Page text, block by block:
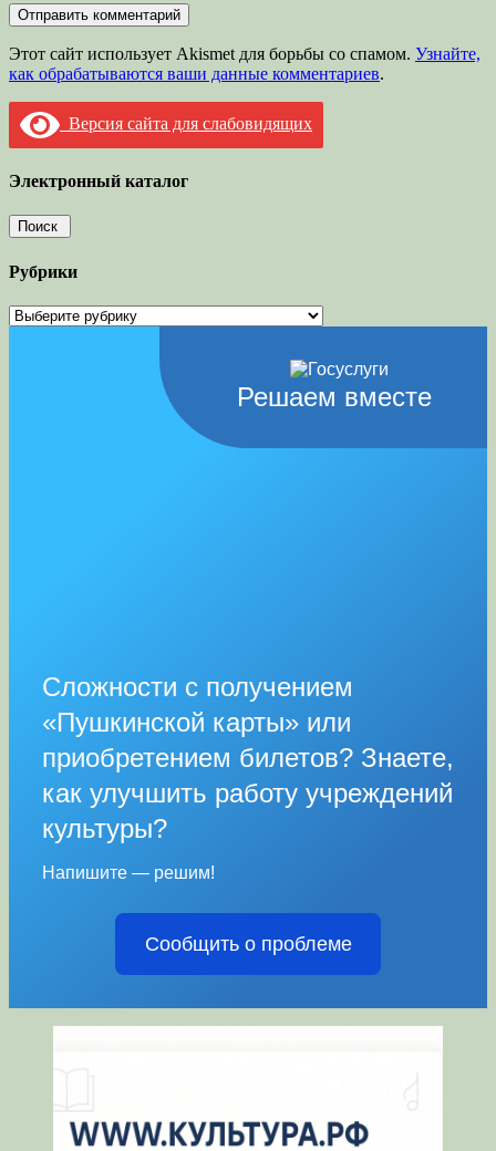
Этот сайт использует Akismet для борьбы со спамом. Узнайте,
как обрабатываются ваши данные комментариев.
Версия сайта для слабовидящих
Электронный каталог
Рубрики
Рубрики
Решаем вместе
Сложности с получением
«Пушкинской карты» или
приобретением билетов? Знаете,
как улучшить работу учреждений
культуры?
Напишите — решим!
Сообщить о проблеме